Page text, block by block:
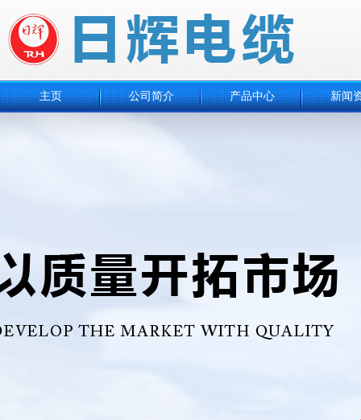
主页 公司简介 产品中心 新闻